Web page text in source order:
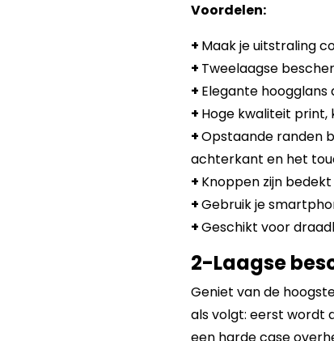
Voordelen:
+ Maak je uitstraling
+ Tweelaagse
+ Elegante hoogglans
+ Hoge kwaliteit print,
+Opstaande randen
achterkant en het
+ Knoppen zijn
+Gebruik je
+Geschikt voor
2-Laagse
Geniet van de
als volgt: eerst wordt